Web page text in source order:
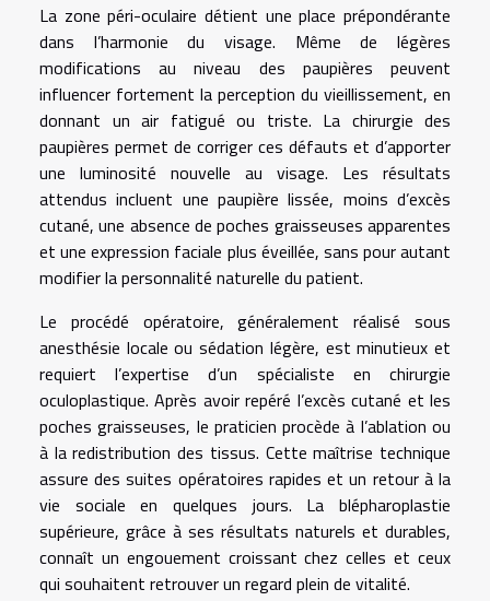
La zone péri-oculaire détient une place prépondérante
dans l’harmonie du visage. Même de légères
modifications au niveau des paupières peuvent
influencer fortement la perception du vieillissement, en
donnant un air fatigué ou triste. La chirurgie des
paupières permet de corriger ces défauts et d’apporter
une luminosité nouvelle au visage. Les résultats
attendus incluent une paupière lissée, moins d’excès
cutané, une absence de poches graisseuses apparentes
et une expression faciale plus éveillée, sans pour autant
modifier la personnalité naturelle du patient.
Le procédé opératoire, généralement réalisé sous
anesthésie locale ou sédation légère, est minutieux et
requiert l’expertise d’un spécialiste en chirurgie
oculoplastique. Après avoir repéré l’excès cutané et les
poches graisseuses, le praticien procède à l’ablation ou
à la redistribution des tissus. Cette maîtrise technique
assure des suites opératoires rapides et un retour à la
vie sociale en quelques jours. La blépharoplastie
supérieure, grâce à ses résultats naturels et durables,
connaît un engouement croissant chez celles et ceux
qui souhaitent retrouver un regard plein de vitalité.